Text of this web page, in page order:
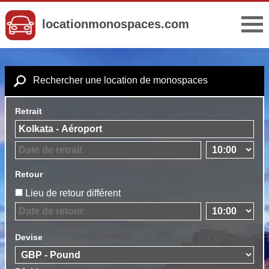
locationmonospaces.com
Rechercher une location de monospaces
Retrait
Retour
Lieu de retour différent
Devise